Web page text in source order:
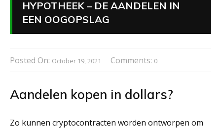
HYPOTHEEK – DE AANDELEN IN
EEN OOGOPSLAG
Posted On: October 19, 2021 Comments: 0
Aandelen kopen in dollars?
Zo kunnen cryptocontracten worden ontworpen om